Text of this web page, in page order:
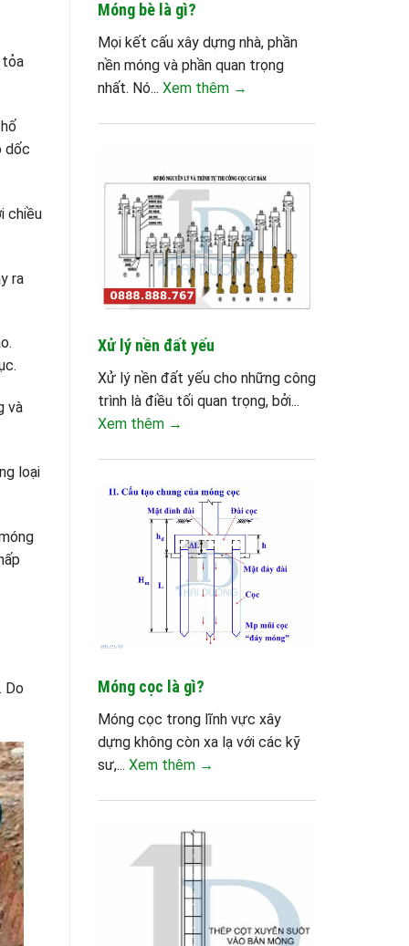
tỏa
dốc
chiều
ra
và
loại
Do
Móng bè là gì?
Mọi kết cấu xây dựng nhà, phần
nền móng và phần quan trọng
nhất. Nó... Xem thêm →
Xử lý nền đất yếu
Xử lý nền đất yếu cho những công
trình là điều tối quan trọng, bởi...
Xem thêm →
Móng cọc là gì?
Móng cọc trong lĩnh vực xây
dựng không còn xa lạ với các kỹ
sư,... Xem thêm →